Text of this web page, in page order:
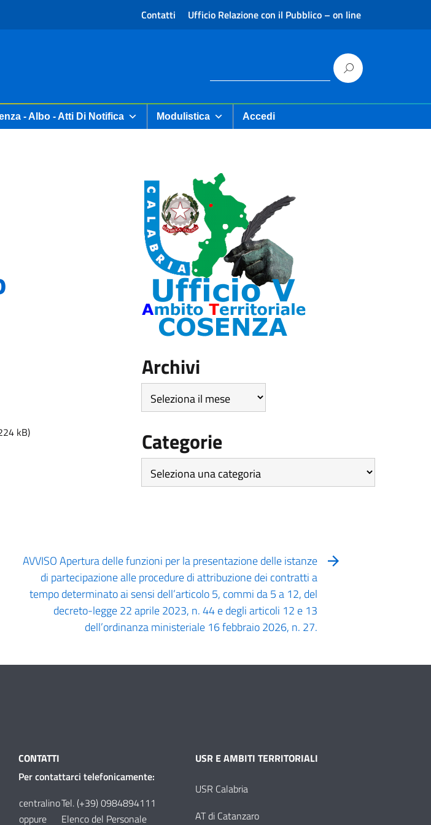
Contatti Ufficio Relazione con il Pubblico – on line
- Albo - Atti Di Notifica Modulistica Accedi
kB)
Archivi
Archivi
Categorie
Categorie
AVVISO Apertura delle funzioni per la presentazione delle istanze
di partecipazione alle procedure di attribuzione dei contratti a
tempo determinato ai sensi dell’articolo 5, commi da 5 a 12, del
decreto-legge 22 aprile 2023, n. 44 e degli articoli 12 e 13
dell’ordinanza ministeriale 16 febbraio 2026, n. 27.
CONTATTI
Per contattarci telefonicamente:
centralinoTel. (+39) 0984894111
oppure
Elenco del Personale
USR E AMBITI TERRITORIALI
USR Calabria
AT di Catanzaro